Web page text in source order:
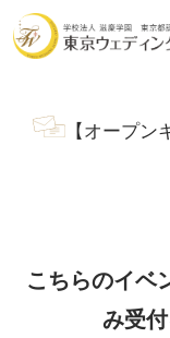
【オープン
こちらのイベ
み受